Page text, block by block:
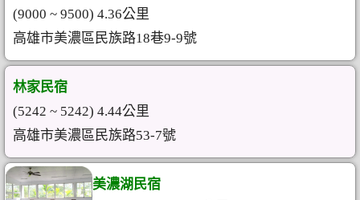
(9000 ~ 9500) 4.36公里
高雄市美濃區民族路18巷9-9號
林家民宿
(5242 ~ 5242) 4.44公里
高雄市美濃區民族路53-7號
美濃湖民宿